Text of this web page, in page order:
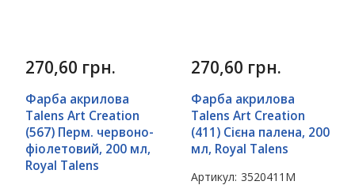
270,60 грн.
Фарба акрилова
Talens Art Creation
(567) Перм. червоно-
фіолетовий, 200 мл,
Royal Talens
270,60 грн.
Фарба акрилова
Talens Art Creation
(411) Сієна палена, 200
мл, Royal Talens
Артикул: 3520411M